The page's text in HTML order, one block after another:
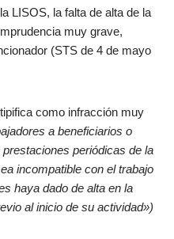
LISOS, la falta de alta de la
muy grave,
(STS de 4 de mayo
como infracción muy
a beneficiarios o
periódicas de la
incompatible con el trabajo
haya dado de alta en la
al inicio de su actividad»)